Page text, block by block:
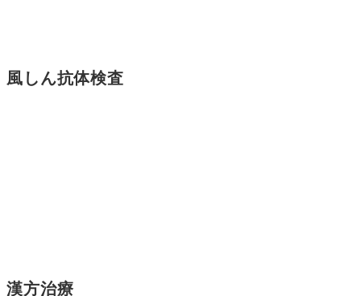
風しん抗体検査
漢方治療